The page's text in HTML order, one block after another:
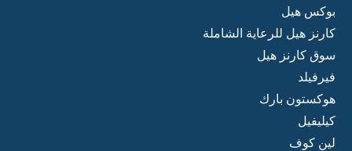
بوكس هيل
كارنز هيل للرعاية الشاملة
سوق كارنز هيل
فيرفيلد
هوكستون بارك
كيليفيل
لين كوف